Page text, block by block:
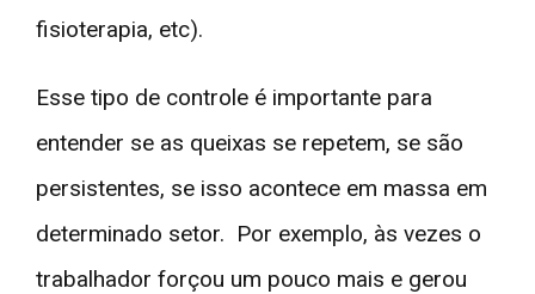
fisioterapia, etc).
Esse tipo de controle é importante para
entender se as queixas se repetem, se são
persistentes, se isso acontece em massa em
determinado setor. Por exemplo, às vezes o
trabalhador forçou um pouco mais e gerou